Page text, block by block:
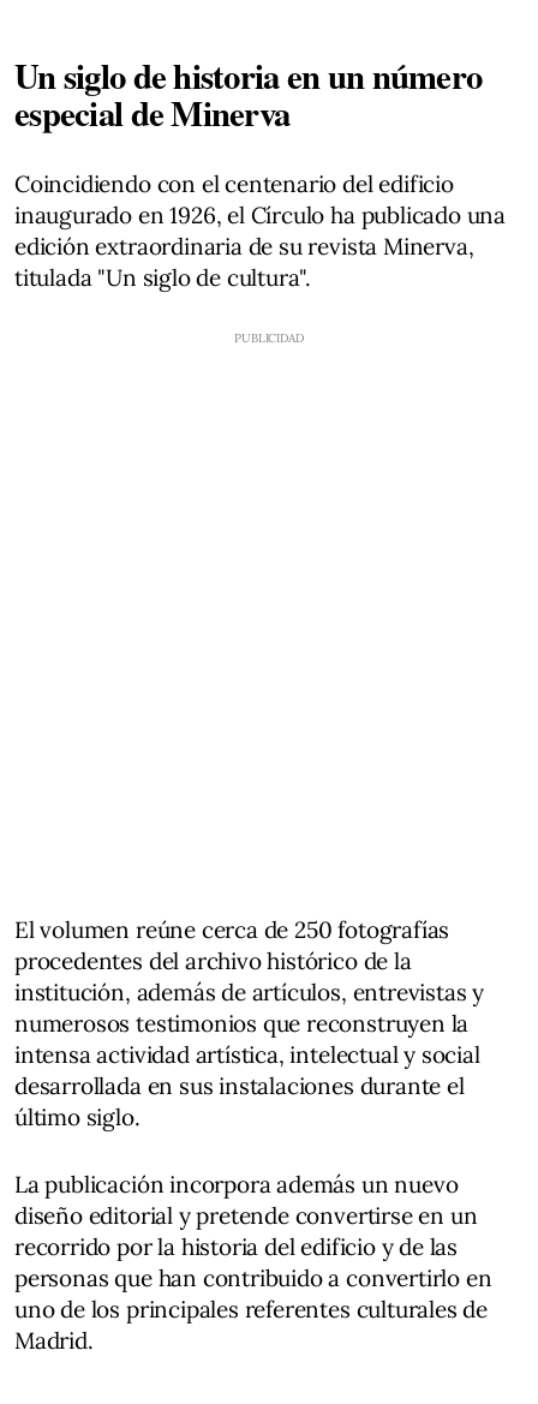
Un siglo de historia en un número
especial de Minerva
Coincidiendo con el centenario del edificio
inaugurado en 1926, el Círculo ha publicado una
edición extraordinaria de su revista Minerva,
titulada "Un siglo de cultura".
El volumen reúne cerca de 250 fotografías
procedentes del archivo histórico de la
institución, además de artículos, entrevistas y
numerosos testimonios que reconstruyen la
intensa actividad artística, intelectual y social
desarrollada en sus instalaciones durante el
último siglo.
La publicación incorpora además un nuevo
diseño editorial y pretende convertirse en un
recorrido por la historia del edificio y de las
personas que han contribuido a convertirlo en
uno de los principales referentes culturales de
Madrid.